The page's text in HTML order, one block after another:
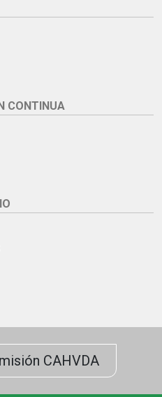
CONTINUA
CAHVDA